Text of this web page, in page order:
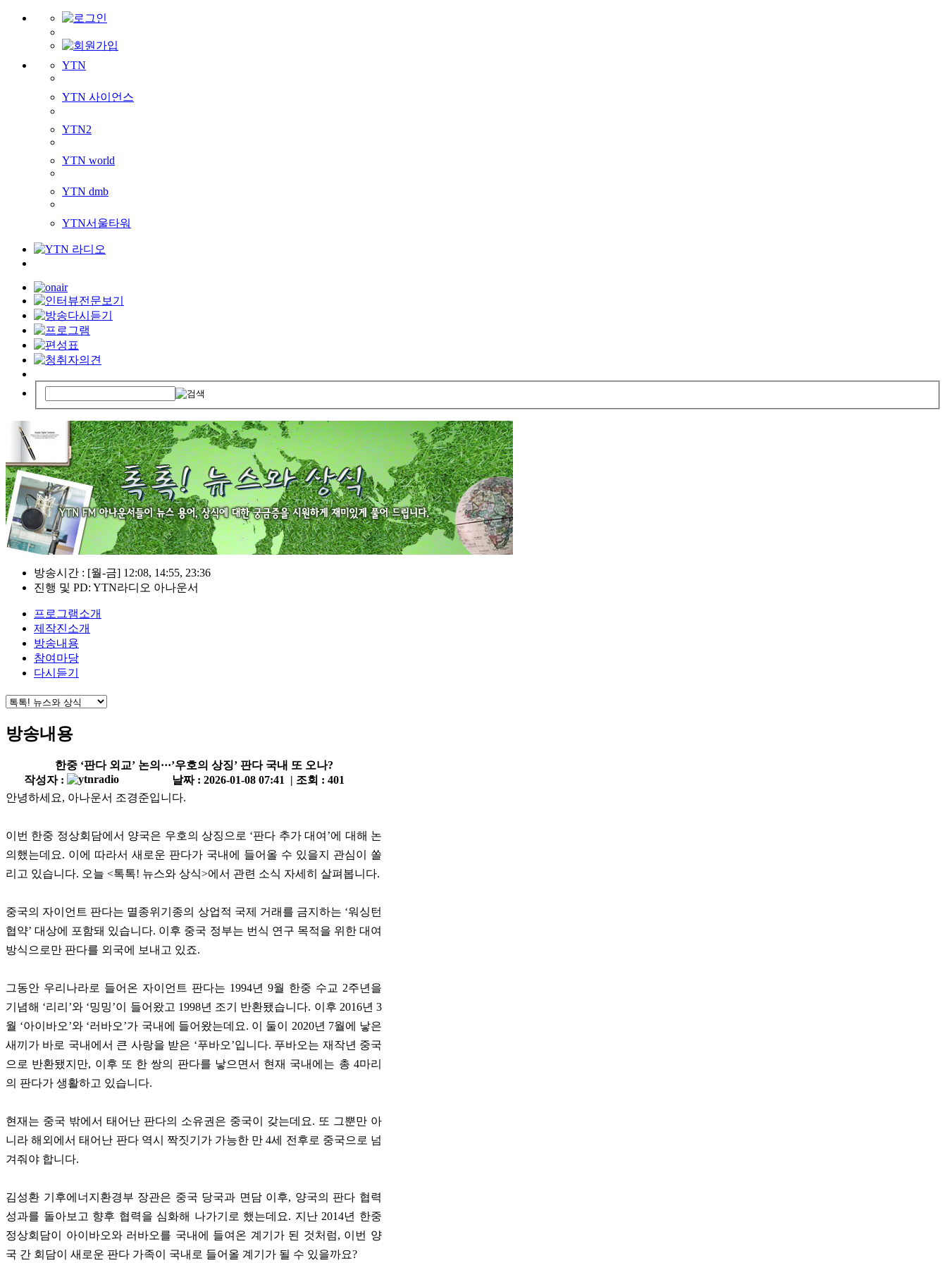
YTN
YTN 사이언스
YTN2
YTN world
YTN dmb
YTN서울타워
방송시간 : [월-금] 12:08, 14:55, 23:36
진행 및 PD: YTN라디오 아나운서
프로그램소개
제작진소개
방송내용
참여마당
다시듣기
방송내용
한중 ‘판다 외교’ 논의···’우호의 상징’ 판다 국내 또 오나?
작성자 :
날짜 : 2026-01-08 07:41 | 조회 : 401
안녕하세요, 아나운서 조경준입니다.
이번 한중 정상회담에서 양국은 우호의 상징으로 ‘판다 추가 대여’에 대해 논
의했는데요. 이에 따라서 새로운 판다가 국내에 들어올 수 있을지 관심이 쏠
리고 있습니다. 오늘 <톡톡! 뉴스와 상식>에서 관련 소식 자세히 살펴봅니다.
중국의 자이언트 판다는 멸종위기종의 상업적 국제 거래를 금지하는 ‘워싱턴
협약’ 대상에 포함돼 있습니다. 이후 중국 정부는 번식 연구 목적을 위한 대여
방식으로만 판다를 외국에 보내고 있죠.
그동안 우리나라로 들어온 자이언트 판다는 1994년 9월 한중 수교 2주년을
기념해 ‘리리’와 ‘밍밍’이 들어왔고 1998년 조기 반환됐습니다. 이후 2016년 3
월 ‘아이바오’와 ‘러바오’가 국내에 들어왔는데요. 이 둘이 2020년 7월에 낳은
새끼가 바로 국내에서 큰 사랑을 받은 ‘푸바오’입니다. 푸바오는 재작년 중국
으로 반환됐지만, 이후 또 한 쌍의 판다를 낳으면서 현재 국내에는 총 4마리
의 판다가 생활하고 있습니다.
현재는 중국 밖에서 태어난 판다의 소유권은 중국이 갖는데요. 또 그뿐만 아
니라 해외에서 태어난 판다 역시 짝짓기가 가능한 만 4세 전후로 중국으로 넘
겨줘야 합니다.
김성환 기후에너지환경부 장관은 중국 당국과 면담 이후, 양국의 판다 협력
성과를 돌아보고 향후 협력을 심화해 나가기로 했는데요. 지난 2014년 한중
정상회담이 아이바오와 러바오를 국내에 들여온 계기가 된 것처럼, 이번 양
국 간 회담이 새로운 판다 가족이 국내로 들어올 계기가 될 수 있을까요?